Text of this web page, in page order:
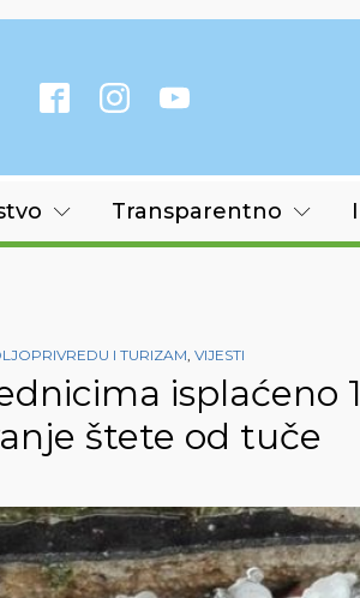
Transparentno
I TURIZAM, VIJESTI
isplaćeno
štete od tuče